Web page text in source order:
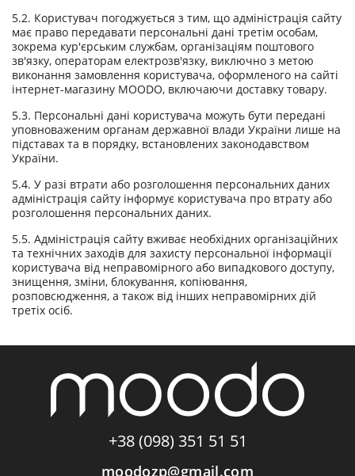
5.2. Користувач погоджується з тим, що адміністрація сайту
має право передавати персональні дані третім особам,
зокрема кур'єрським службам, організаціям поштового
зв'язку, операторам електрозв'язку, виключно з метою
виконання замовлення користувача, оформленого на сайті
інтернет-магазину MOODO, включаючи доставку товару.
5.3. Персональні дані користувача можуть бути передані
уповноваженим органам державної влади України лише на
підставах та в порядку, встановлених законодавством
України.
5.4. У разі втрати або розголошення персональних даних
адміністрація сайту інформує користувача про втрату або
розголошення персональних даних.
5.5. Адміністрація сайту вживає необхідних організаційних
та технічних заходів для захисту персональної інформації
користувача від неправомірного або випадкового доступу,
знищення, зміни, блокування, копіювання,
розповсюдження, а також від інших неправомірних дій
третіх осіб.
+38 (098) 351 51 51
moodozp@gmail.com